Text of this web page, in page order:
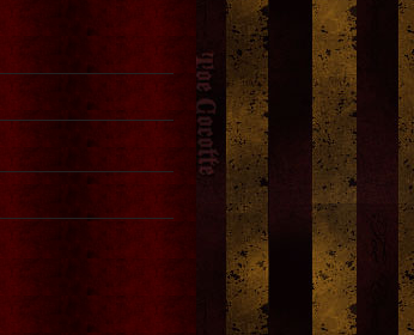
EAST ホラー・フィースト
トーキングヘッズ叢書TH
7「夢魔〜闇の世界から
声」
1,500円
(税込)